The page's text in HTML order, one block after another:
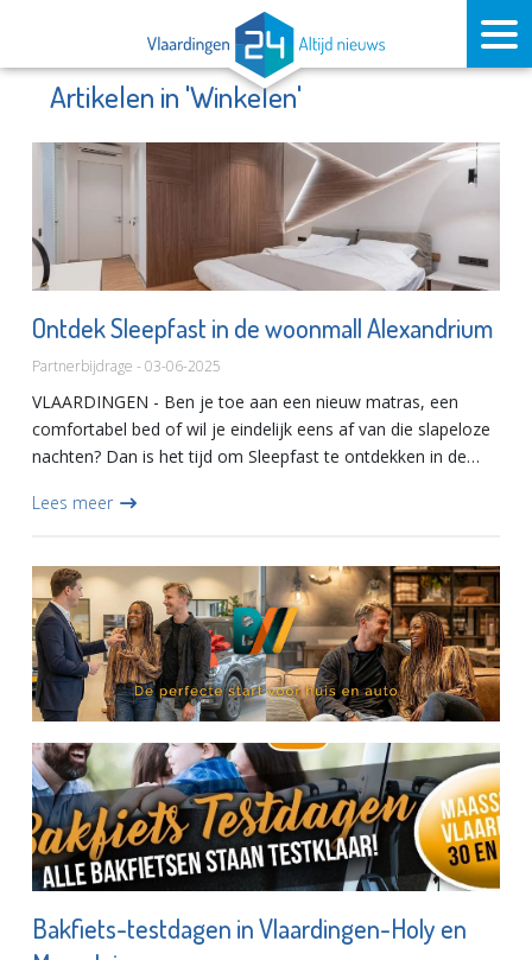
Artikelen in 'Winkelen'
Ontdek Sleepfast in de woonmall Alexandrium
Partnerbijdrage - 03-06-2025
VLAARDINGEN - Ben je toe aan een nieuw matras, een
comfortabel bed of wil je eindelijk eens af van die slapeloze
nachten? Dan is het tijd om Sleepfast te ontdekken in de
al...
Lees meer
Bakfiets-testdagen in Vlaardingen-Holy en